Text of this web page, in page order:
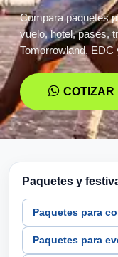
Compara paquetes
vuelo, hotel, pases,
Tomorrowland,
COTIZAR
Paquetes y
Paquetes para
Paquetes para